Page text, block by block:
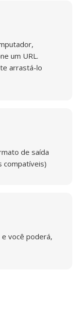
um URL.
arrastá-lo
de saída
compatíveis)
você poderá,